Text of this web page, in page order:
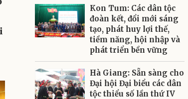
Kon Tum: Các dân tộc
đoàn kết, đổi mới sáng
tạo, phát huy lợi thế,
tiềm năng, hội nhập và
phát triển bền vững
Hà Giang: Sẵn sàng cho
Đại hội Đại biểu các dân
tộc thiểu số lần thứ IV